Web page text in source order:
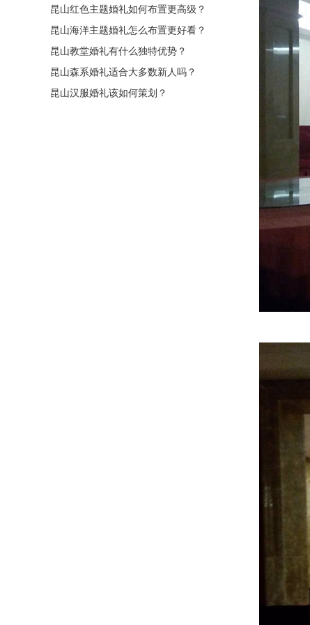
昆山红色主题婚礼如何布置更高级？
昆山海洋主题婚礼怎么布置更好看？
昆山教堂婚礼有什么独特优势？
昆山森系婚礼适合大多数新人吗？
昆山汉服婚礼该如何策划？